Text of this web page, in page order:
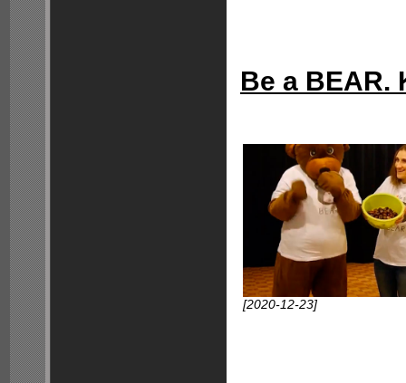
Be a BEAR.
[2020-12-23]